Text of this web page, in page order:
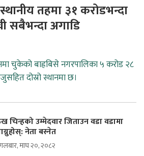
तहमा ३१ करोडभन्दा
सबैभन्दा अगाडि
चुकेको बाह्रबिसे नगरपालिका ५ करोड २८
दोस्रो स्थानमा छ।
चिन्हको उम्मेदवार जिताउन वडा वडामा
नेता बस्नेत
माघ २०, २०८२